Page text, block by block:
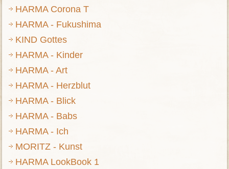
HARMA Corona T
HARMA - Fukushima
KIND Gottes
HARMA - Kinder
HARMA - Art
HARMA - Herzblut
HARMA - Blick
HARMA - Babs
HARMA - Ich
MORITZ - Kunst
HARMA LookBook 1